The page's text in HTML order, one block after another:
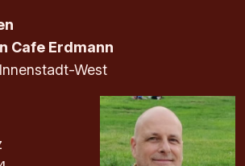
Cafe Erdmann
West